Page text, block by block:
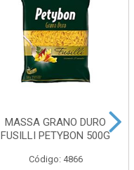
MASSA GRANO DURO
FUSILLI PETYBON 500G
Código: 4866